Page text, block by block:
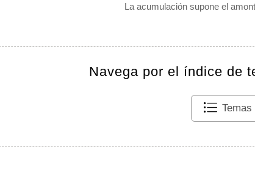
La acumulación supone el
Navega por el índice de
Temas